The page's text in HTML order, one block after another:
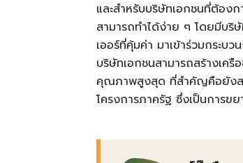
และสำหรับบริษัทเอกชนที่ต้อง
สามารถทำได้ง่าย ๆ โดยมีบริ
เออร์ที่คุ้มค่า มาเข้าร่วมกระบ
บริษัทเอกชนสามารถสร้างเค
คุณภาพสูงสุด ที่สำคัญคือยังสา
โครงการภาครัฐ ซึ่งเป็นการข